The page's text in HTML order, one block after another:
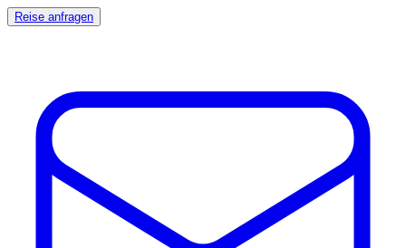
Reise anfragen